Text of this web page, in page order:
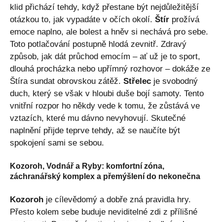
klid přichází tehdy, když přestane být nejdůležitější
otázkou to, jak vypadáte v očích okolí. Štír prožívá
emoce naplno, ale bolest a hněv si nechává pro sebe.
Toto potlačování postupně hlodá zevnitř. Zdravý
způsob, jak dát průchod emocím – ať už je to sport,
dlouhá procházka nebo upřímný rozhovor – dokáže ze
Štíra sundat obrovskou zátěž. Střelec je svobodný
duch, který se však v hloubi duše bojí samoty. Tento
vnitřní rozpor ho někdy vede k tomu, že zůstává ve
vztazích, které mu dávno nevyhovují. Skutečné
naplnění přijde teprve tehdy, až se naučíte být
spokojení sami se sebou.
Kozoroh, Vodnář a Ryby: komfortní zóna,
záchranářský komplex a přemýšlení do nekonečna
Kozoroh je cílevědomý a dobře zná pravidla hry.
Přesto kolem sebe buduje neviditelné zdi z přílišné